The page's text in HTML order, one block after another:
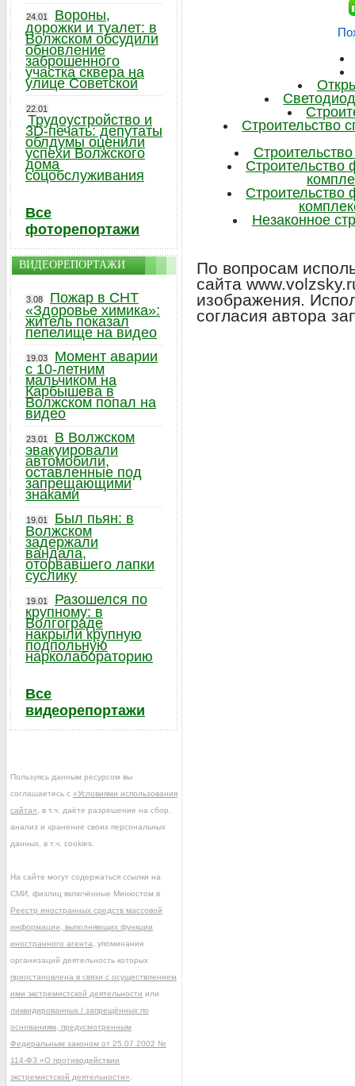
Строительство
Строительство
Строительство
Незаконное
По вопросам
сайта
изображения.
согласия автора
24.01
Вороны,
дорожки и туалет: в
Волжском обсудили
обновление
заброшенного
участка сквера на
улице Советской
22.01
Трудоустройство и
3D-печать: депутаты
облдумы оценили
успехи Волжского
дома
соцобслуживания
Все
фоторепортажи
ВИДЕОРЕПОРТАЖИ
3.08
Пожар в СНТ
«Здоровье химика»:
житель показал
пепелище на видео
19.03
Момент аварии
с 10-летним
мальчиком на
Карбышева в
Волжском попал на
видео
23.01
В Волжском
эвакуировали
автомобили,
оставленные под
запрещающими
знаками
19.01
Был пьян: в
Волжском
задержали
вандала,
оторвавшего лапки
суслику
19.01
Разошелся по
крупному: в
Волгограде
накрыли крупную
подпольную
нарколабораторию
Все
видеорепортажи
Пользуясь данным ресурсом вы
соглашаетесь с «Условиями использования
сайта» , в т.ч. даёте разрешение на сбор,
анализ и хранение своих персональных
данных, в т.ч. cookies.
На сайте могут содержаться ссылки на
СМИ, физлиц включённые Минюстом в
Реестр иностранных средств массовой
информации, выполняющих функции
иностранного агента , упоминания
организаций деятельность которых
приостановлена в связи с осуществлением
ими экстремистской деятельности или
ликвидированных / запрещённых по
основаниям, предусмотренным
Федеральным законом от 25.07.2002 №
114-ФЗ «О противодействии
экстремистской деятельности»